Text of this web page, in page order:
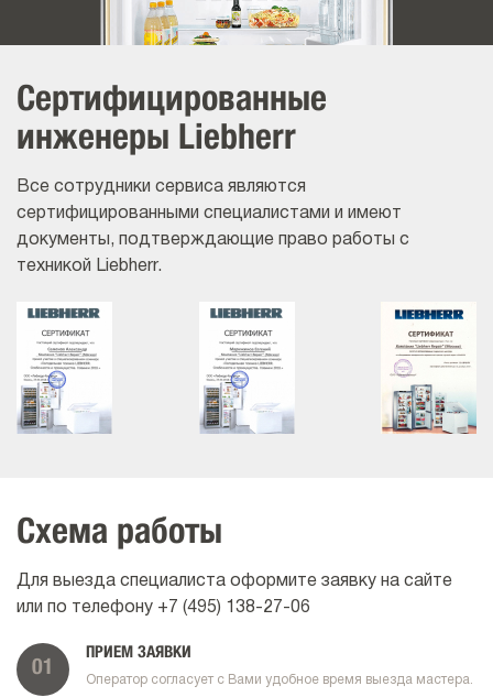
Сертифицированные
инженеры Liebherr
Все сотрудники сервиса являются
сертифицированными специалистами и имеют
документы, подтверждающие право работы с
техникой Liebherr.
Схема работы
Для выезда специалиста оформите заявку на сайте
или по телефону +7 (495) 138-27-06
01
ПРИЕМ ЗАЯВКИ
Оператор согласует с Вами удобное время выезда мастера.